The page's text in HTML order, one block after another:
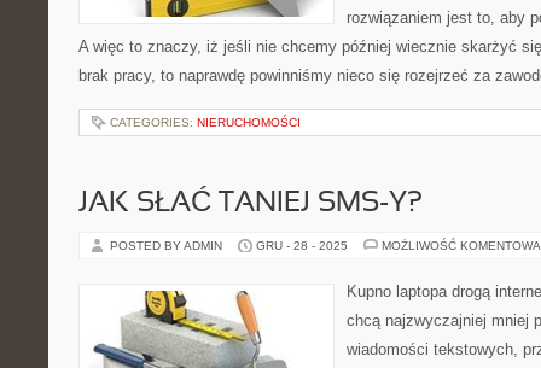
rozwiązaniem jest to, aby
A więc to znaczy, iż jeśli nie chcemy później wiecznie skarżyć
brak pracy, to naprawdę powinniśmy nieco się rozejrzeć za
CATEGORIES: NIERUCHOMOŚCI
JAK SŁAĆ TANIEJ SMS-Y?
POSTED BY ADMIN GRU - 28 - 2025 MOŻLIWOŚĆ
Kupno laptopa drogą
chcą najzwyczajniej mniej
wiadomości tekstowych,